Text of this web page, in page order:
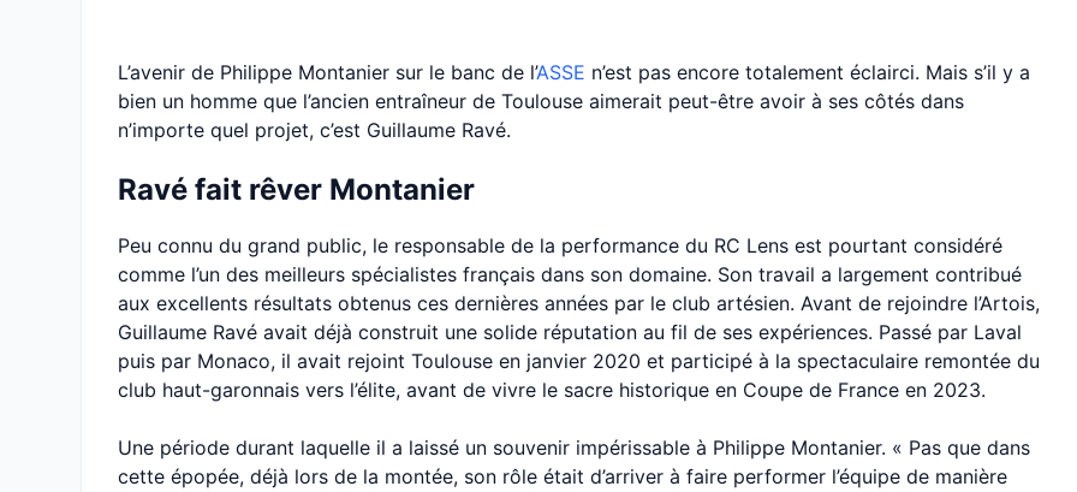
L’avenir de Philippe Montanier sur le banc de l’ASSE n’est pas encore totalement éclairci. Mais s’il y a
bien un homme que l’ancien entraîneur de Toulouse aimerait peut-être avoir à ses côtés dans
n’importe quel projet, c’est Guillaume Ravé.
Ravé fait rêver Montanier
Peu connu du grand public, le responsable de la performance du RC Lens est pourtant considéré
comme l’un des meilleurs spécialistes français dans son domaine. Son travail a largement contribué
aux excellents résultats obtenus ces dernières années par le club artésien. Avant de rejoindre l’Artois,
Guillaume Ravé avait déjà construit une solide réputation au fil de ses expériences. Passé par Laval
puis par Monaco, il avait rejoint Toulouse en janvier 2020 et participé à la spectaculaire remontée du
club haut-garonnais vers l’élite, avant de vivre le sacre historique en Coupe de France en 2023.
Une période durant laquelle il a laissé un souvenir impérissable à Philippe Montanier. « Pas que dans
cette épopée, déjà lors de la montée, son rôle était d’arriver à faire performer l’équipe de manière